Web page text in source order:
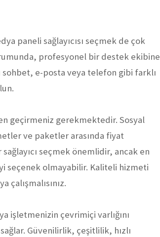
paneli sağlayıcısı seçmek de çok
profesyonel bir destek ekibine
sohbet, e-posta veya telefon gibi farklı
geçirmeniz gerekmektedir. Sosyal
ve paketler arasında fiyat
seçmek önemlidir, ancak en
seçenek olmayabilir. Kaliteli hizmeti
çalışmalısınız.
işletmenizin çevrimiçi varlığını
Güvenilirlik, çeşitlilik, hızlı